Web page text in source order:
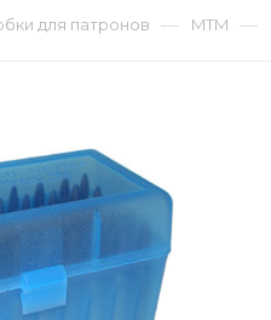
для патронов — MTM —